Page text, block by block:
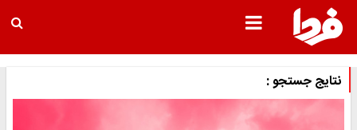
نتایج جستجو :